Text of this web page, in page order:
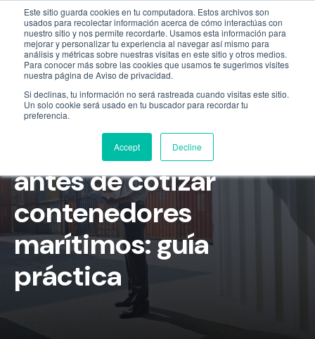
Este sitio guarda cookies en tu computadora. Estos archivos son
usados para recolectar información acerca de cómo interactúas con
nuestro sitio y nos permite recordarte. Usamos esta información para
mejorar y personalizar tu experiencia al navegar así mismo para
análisis y métricas sobre nuestras visitas en este sitio y otros medios.
Para conocer más sobre las cookies que usamos te sugerimos visites
nuestra página de Aviso de privacidad.
Si declinas, tu información no será rastreada cuando visitas este sitio.
Un solo cookie será usado en tu buscador para recordar tu
preferencia.
Accept Decline
Empresa 55 9331 4081 800 507 4073
Consejos previos
antes de cotizar
contenedores
marítimos: guía
práctica